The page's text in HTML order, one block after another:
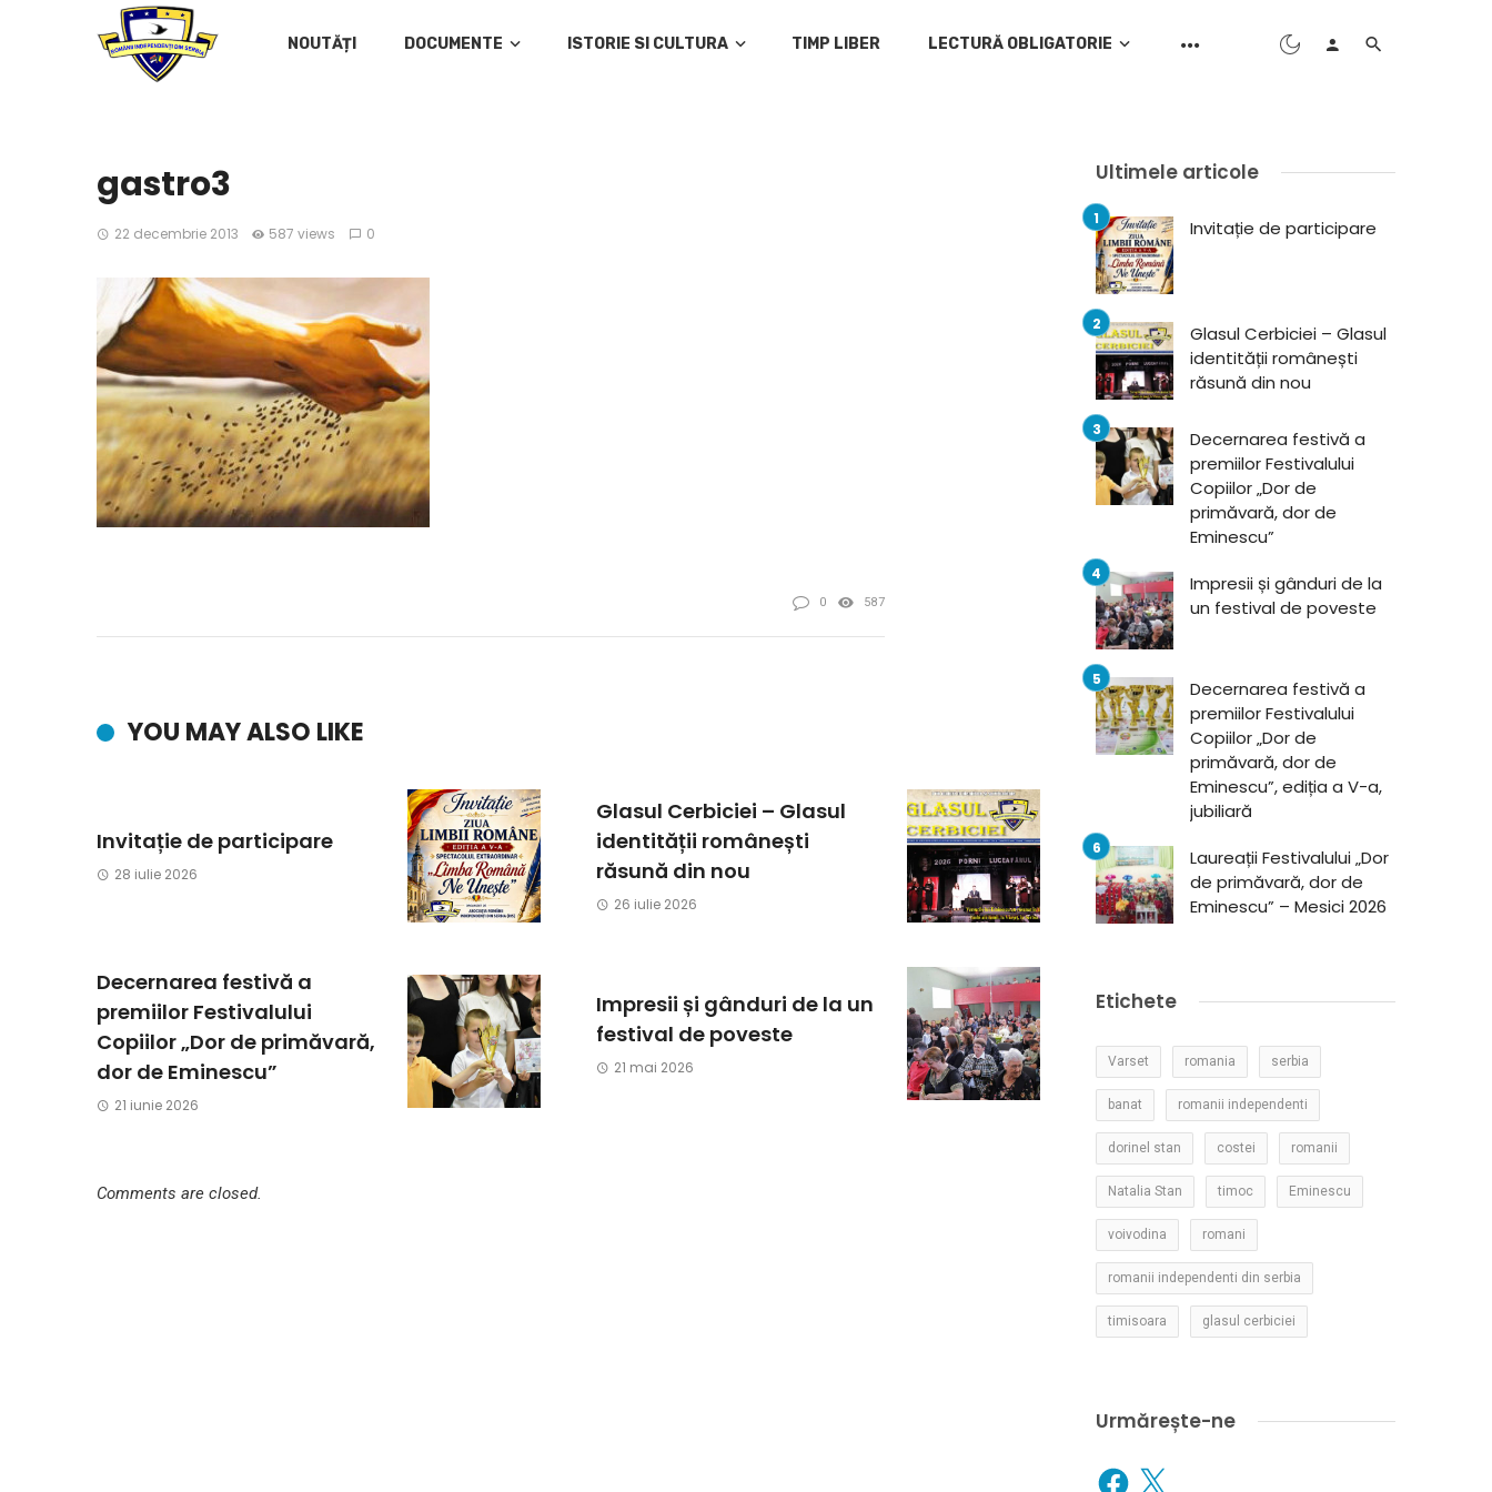
NOUTĂȚI DOCUMENTE ISTORIE SI CULTURA TIMP LIBER LECTURĂ OBLIGATORIE
gastro3
22 decembrie 2013 587 views 0
0 587
YOU MAY ALSO LIKE
Invitație de participare
28 iulie 2026
Glasul Cerbiciei – Glasul
identității românești
răsună din nou
26 iulie 2026
Decernarea festivă a
premiilor Festivalului
Copiilor „Dor de primăvară,
dor de Eminescu”
21 iunie 2026
Impresii și gânduri de la un
festival de poveste
21 mai 2026
Comments are closed.
Ultimele articole
Invitație de participare
Glasul Cerbiciei – Glasul
identității românești
răsună din nou
Decernarea festivă a
premiilor Festivalului
Copiilor „Dor de
primăvară, dor de
Eminescu”
Impresii și gânduri de la
un festival de poveste
Decernarea festivă a
premiilor Festivalului
Copiilor „Dor de
primăvară, dor de
Eminescu”, ediția a V-a,
jubiliară
Laureații Festivalului „Dor
de primăvară, dor de
Eminescu” – Mesici 2026
Etichete
Varset romania serbia
banat romanii independenti
dorinel stan costei romanii
Natalia Stan timoc Eminescu
voivodina romani
romanii independenti din serbia
timisoara glasul cerbiciei
Urmărește-ne
Facebook
X